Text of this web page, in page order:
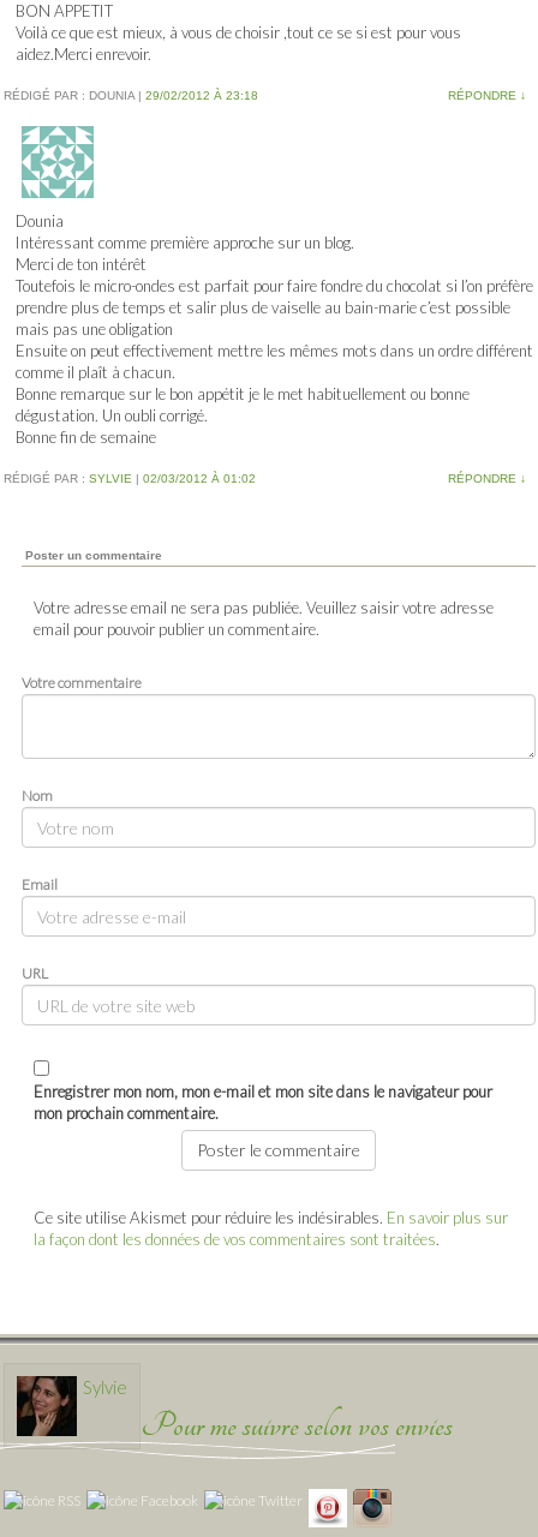
BON APPETIT
Voilà ce que est mieux, à vous de choisir ,tout ce se si est pour vous
aidez.Merci enrevoir.
RÉDIGÉ PAR : DOUNIA | 29/02/2012 À 23:18 RÉPONDRE ↓
Dounia
Intéressant comme première approche sur un blog.
Merci de ton intérêt
Toutefois le micro-ondes est parfait pour faire fondre du chocolat si l’on préfère
prendre plus de temps et salir plus de vaiselle au bain-marie c’est possible
mais pas une obligation
Ensuite on peut effectivement mettre les mêmes mots dans un ordre différent
comme il plaît à chacun.
Bonne remarque sur le bon appétit je le met habituellement ou bonne
dégustation. Un oubli corrigé.
Bonne fin de semaine
RÉDIGÉ PAR : SYLVIE | 02/03/2012 À 01:02 RÉPONDRE ↓
Poster un commentaire
Votre adresse email ne sera pas publiée. Veuillez saisir votre adresse
email pour pouvoir publier un commentaire.
Votre commentaire
Nom
Email
URL
Enregistrer mon nom, mon e-mail et mon site dans le navigateur pour
mon prochain commentaire.
Ce site utilise Akismet pour réduire les indésirables. En savoir plus sur
la façon dont les données de vos commentaires sont traitées.
Sylvie
Pour me suivre selon vos envies